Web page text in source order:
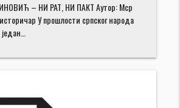
– НИ РАТ, НИ ПАКТ Аутор: Мср
У прошлости српског народа